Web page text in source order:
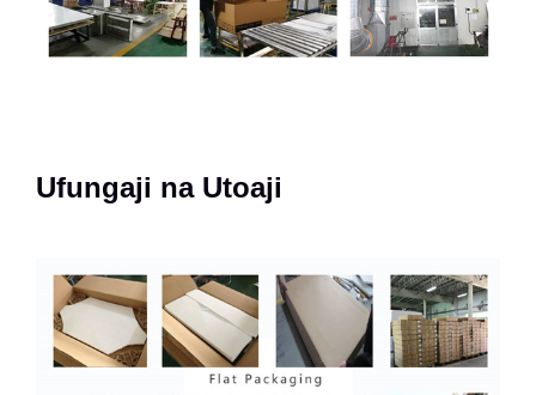
Ufungaji na Utoaji